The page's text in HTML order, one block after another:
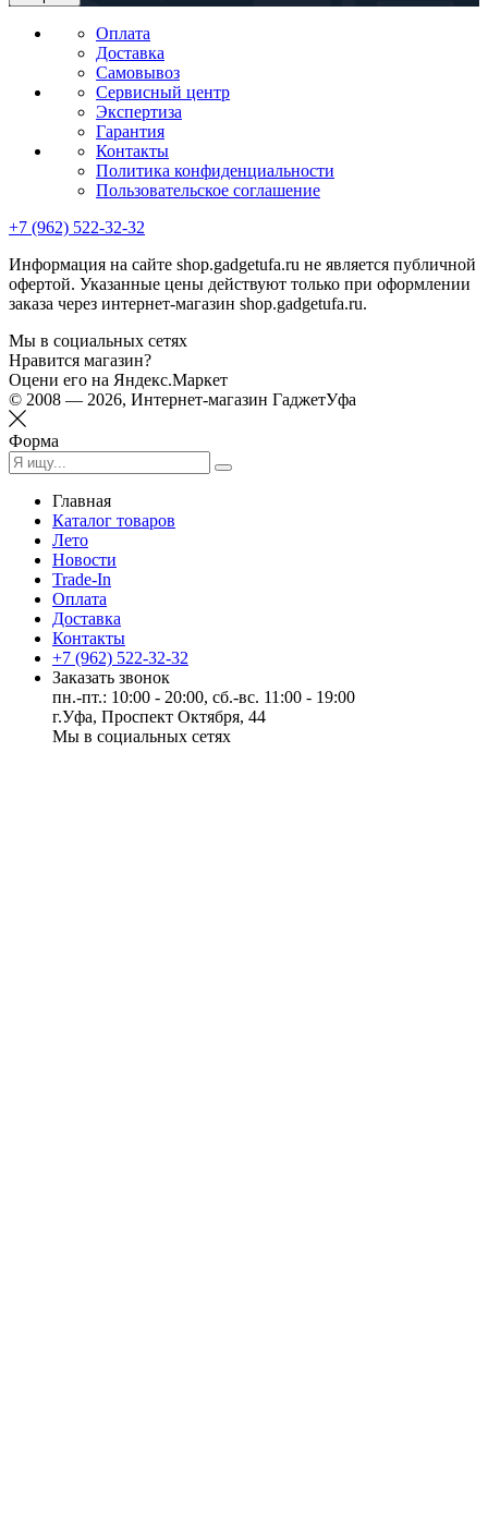
Оплата
Доставка
Самовывоз
Сервисный центр
Экспертиза
Гарантия
Контакты
Политика конфиденциальности
Пользовательское соглашение
+7 (962) 522-32-32
Информация на сайте shop.gadgetufa.ru не является публичной
офертой. Указанные цены действуют только при оформлении
заказа через интернет-магазин shop.gadgetufa.ru.
Мы в социальных сетях
Нравится магазин?
Оцени его на Яндекс.Маркет
© 2008 — 2026, Интернет-магазин ГаджетУфа
Форма
Главная
Каталог товаров
Лето
Новости
Trade-In
Оплата
Доставка
Контакты
+7 (962) 522-32-32
Заказать звонок
пн.-пт.: 10:00 - 20:00, сб.-вс. 11:00 - 19:00
г.Уфа, Проспект Октября, 44
Мы в социальных сетях